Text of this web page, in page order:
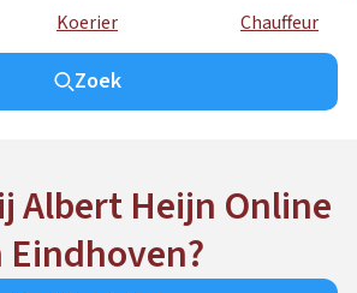
Koerier Chauffeur
Zoek
Albert Heijn Online
Eindhoven?